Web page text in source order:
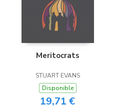
Meritocrats
STUART EVANS
Disponible
19,71 €